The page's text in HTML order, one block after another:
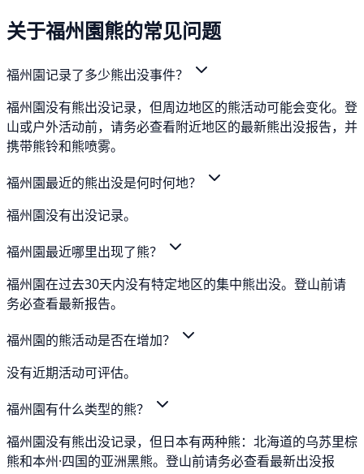
关于福州園熊的常见问题
福州園记录了多少熊出没事件？
福州園没有熊出没记录，但周边地区的熊活动可能会变化。登
山或户外活动前，请务必查看附近地区的最新熊出没报告，并
携带熊铃和熊喷雾。
福州園最近的熊出没是何时何地？
福州園没有出没记录。
福州園最近哪里出现了熊？
福州園在过去30天内没有特定地区的集中熊出没。登山前请
务必查看最新报告。
福州園的熊活动是否在增加？
没有近期活动可评估。
福州園有什么类型的熊？
福州園没有熊出没记录，但日本有两种熊：北海道的乌苏里棕
熊和本州·四国的亚洲黑熊。登山前请务必查看最新出没报